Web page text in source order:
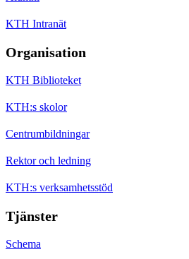
KTH Intranät
Organisation
KTH Biblioteket
KTH:s skolor
Centrumbildningar
Rektor och ledning
KTH:s verksamhetsstöd
Tjänster
Schema